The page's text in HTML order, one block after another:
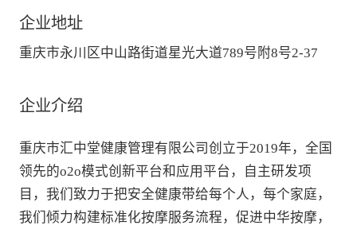
企业地址
重庆市永川区中山路街道星光大道789号附8号2-37
企业介绍
重庆市汇中堂健康管理有限公司创立于2019年，全国
领先的o2o模式创新平台和应用平台，自主研发项
目，我们致力于把安全健康带给每个人，每个家庭，
我们倾力构建标准化按摩服务流程，促进中华按摩，